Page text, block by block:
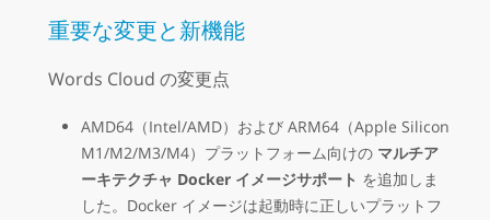
重要な変更と新機能
Words Cloud の変更点
AMD64（Intel/AMD）および ARM64（Apple Silicon
M1/M2/M3/M4）プラットフォーム向けの マルチア
ーキテクチャ Docker イメージサポート を追加しま
した。Docker イメージは起動時に正しいプラットフ